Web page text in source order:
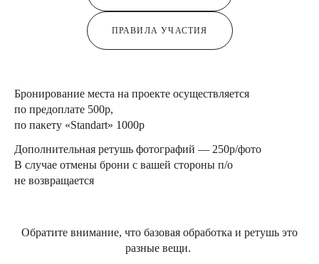
ПРАВИЛА УЧАСТИЯ
Бронирование места на проекте осуществляется
по предоплате 500р,
по пакету «Standart» 1000р
Дополнительная ретушь фотографий — 250р/фото
В случае отмены брони с вашей стороны п/о
не возвращается
Обратите внимание, что базовая обработка и ретушь это
разные вещи.